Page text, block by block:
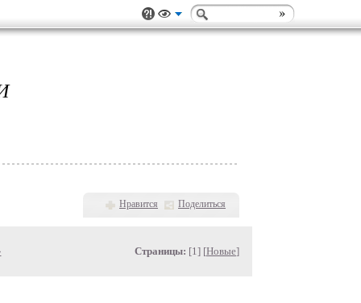
Нравится Поделиться
Страницы: [1] [Новые]